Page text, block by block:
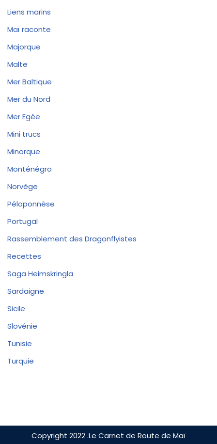
Liens marins
Maï raconte
Majorque
Malte
Mer Baltique
Mer du Nord
Mer Egée
Mini trucs
Minorque
Monténégro
Norvège
Péloponnèse
Portugal
Rassemblement des Dragonflyistes
Recettes
Saga Heimskringla
Sardaigne
Sicile
Slovénie
Tunisie
Turquie
Copyright 2022 .Le Carnet de Route de Maï